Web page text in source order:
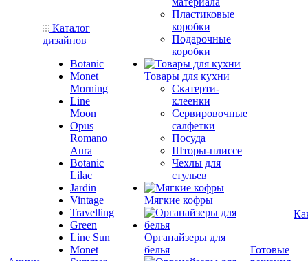
Каталог
дизайнов
Botanic
Monet
Morning
Line
Moon
Opus
Romano
Aura
Botanic
Lilac
Jardin
Vintage
Travelling
Green
Line Sun
Monet
Пластиковые
коробки
Подарочные
коробки
Товары для кухни
Скатерти-
клеенки
Сервировочные
салфетки
Посуда
Шторы-плиссе
Чехлы для
стульев
Мягкие кофры
Органайзеры для
белья
Готовые